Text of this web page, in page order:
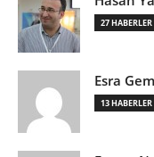
27 HABERLER
Esra
13 HABERLER